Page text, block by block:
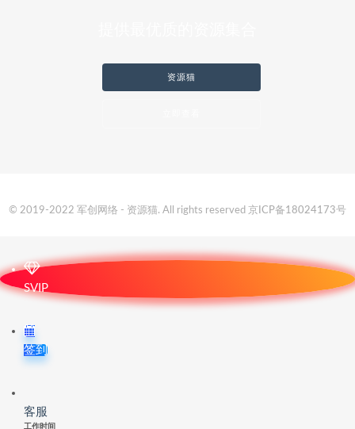
资源猫
© 2019-2022 军创网络 - 资源猫. All rights reserved 京ICP备18024173号
SVIP
签到
客服
工作时间